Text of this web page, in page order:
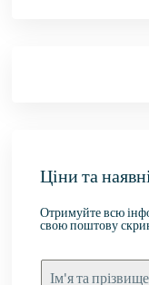
Ціни та
Отримуйте всю
свою поштову